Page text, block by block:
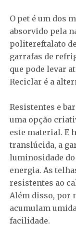
O pet é um dos
absorvido pela
politereftalato
garrafas de
que pode levar
Reciclar é a
Resistentes e
uma opção
este material. E
translúcida, a
luminosidade
energia. As
resistentes ao
Além disso, por
acumulam
facilidade.